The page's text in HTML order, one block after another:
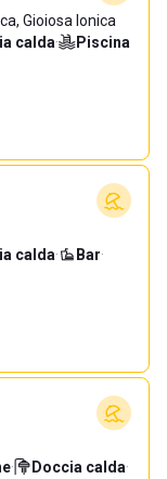
Gioiosa Ionica
calda·
Piscina
calda· Bar·
· Doccia calda·